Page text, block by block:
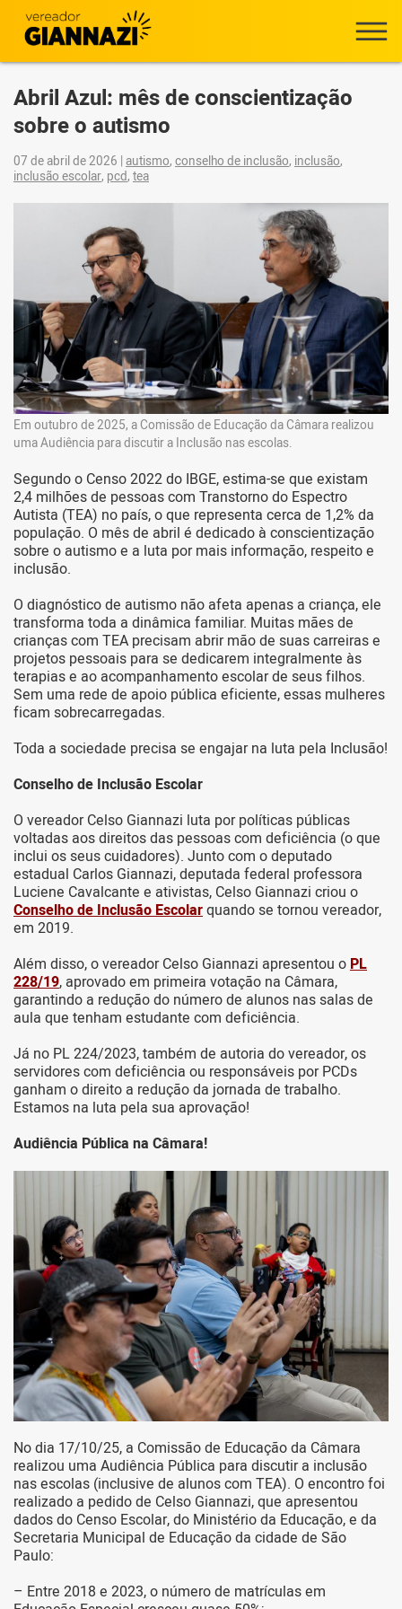
Abril Azul: mês de conscientização
sobre o autismo
07 de abril de 2026 | autismo, conselho de inclusão, inclusão,
inclusão escolar, pcd, tea
Em outubro de 2025, a Comissão de Educação da Câmara realizou
uma Audiência para discutir a Inclusão nas escolas.
Segundo o Censo 2022 do IBGE, estima-se que existam
2,4 milhões de pessoas com Transtorno do Espectro
Autista (TEA) no país, o que representa cerca de 1,2% da
população. O mês de abril é dedicado à conscientização
sobre o autismo e a luta por mais informação, respeito e
inclusão.
O diagnóstico de autismo não afeta apenas a criança, ele
transforma toda a dinâmica familiar. Muitas mães de
crianças com TEA precisam abrir mão de suas carreiras e
projetos pessoais para se dedicarem integralmente às
terapias e ao acompanhamento escolar de seus filhos.
Sem uma rede de apoio pública eficiente, essas mulheres
ficam sobrecarregadas.
Toda a sociedade precisa se engajar na luta pela Inclusão!
Conselho de Inclusão Escolar
O vereador Celso Giannazi luta por políticas públicas
voltadas aos direitos das pessoas com deficiência (o que
inclui os seus cuidadores). Junto com o deputado
estadual Carlos Giannazi, deputada federal professora
Luciene Cavalcante e ativistas, Celso Giannazi criou o
Conselho de Inclusão Escolarquando se tornou vereador,
em 2019.
Além disso, o vereador Celso Giannazi apresentou oPL
228/19, aprovado em primeira votação na Câmara,
garantindo a redução do número de alunos nas salas de
aula que tenham estudante com deficiência.
Já no PL 224/2023, também de autoria do vereador, os
servidores com deficiência ou responsáveis por PCDs
ganham o direito a redução da jornada de trabalho.
Estamos na luta pela sua aprovação!
Audiência Pública na Câmara!
No dia 17/10/25, a Comissão de Educação da Câmara
realizou uma Audiência Pública para discutir a inclusão
nas escolas (inclusive de alunos com TEA). O encontro foi
realizado a pedido de Celso Giannazi, que apresentou
dados do Censo Escolar, do Ministério da Educação, e da
Secretaria Municipal de Educação da cidade de São
Paulo:
– Entre 2018 e 2023, o número de matrículas em